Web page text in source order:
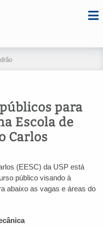
para
Escola de
Carlos
(EESC) da USP está
público visando à
abaixo as vagas e áreas do